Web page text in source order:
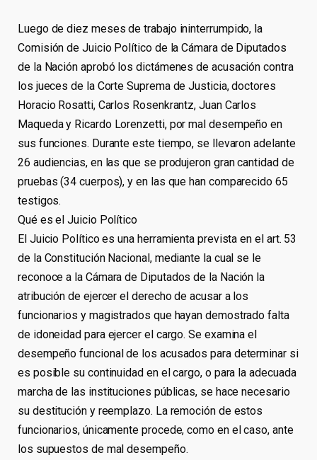
Luego de diez meses de trabajo ininterrumpido, la
Comisión de Juicio Político de la Cámara de Diputados
de la Nación aprobó los dictámenes de acusación contra
los jueces de la Corte Suprema de Justicia, doctores
Horacio Rosatti, Carlos Rosenkrantz, Juan Carlos
Maqueda y Ricardo Lorenzetti, por mal desempeño en
sus funciones. Durante este tiempo, se llevaron adelante
26 audiencias, en las que se produjeron gran cantidad de
pruebas (34 cuerpos), y en las que han comparecido 65
testigos.
Qué es el Juicio Político
El Juicio Político es una herramienta prevista en el art. 53
de la Constitución Nacional, mediante la cual se le
reconoce a la Cámara de Diputados de la Nación la
atribución de ejercer el derecho de acusar a los
funcionarios y magistrados que hayan demostrado falta
de idoneidad para ejercer el cargo. Se examina el
desempeño funcional de los acusados para determinar si
es posible su continuidad en el cargo, o para la adecuada
marcha de las instituciones públicas, se hace necesario
su destitución y reemplazo. La remoción de estos
funcionarios, únicamente procede, como en el caso, ante
los supuestos de mal desempeño.